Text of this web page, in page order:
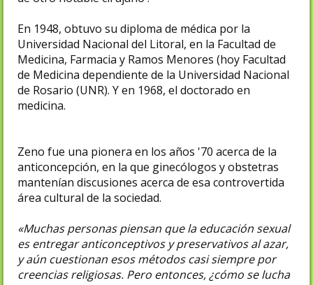
En 1948, obtuvo su diploma de médica por la
Universidad Nacional del Litoral, en la Facultad de
Medicina, Farmacia y Ramos Menores (hoy Facultad
de Medicina dependiente de la Universidad Nacional
de Rosario (UNR). Y en 1968, el doctorado en
medicina.
Zeno fue una pionera en los años '70 acerca de la
anticoncepción, en la que ginecólogos y obstetras
mantenían discusiones acerca de esa controvertida
área cultural de la sociedad.
«Muchas personas piensan que la educación sexual
es entregar anticonceptivos y preservativos al azar,
y aún cuestionan esos métodos casi siempre por
creencias religiosas. Pero entonces, ¿cómo se lucha